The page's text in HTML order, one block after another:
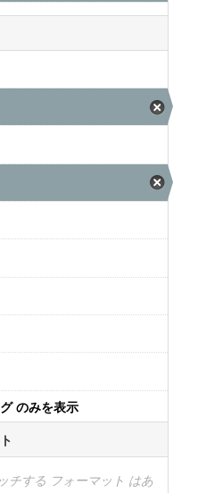
のみを表示
チする フォーマット はあ